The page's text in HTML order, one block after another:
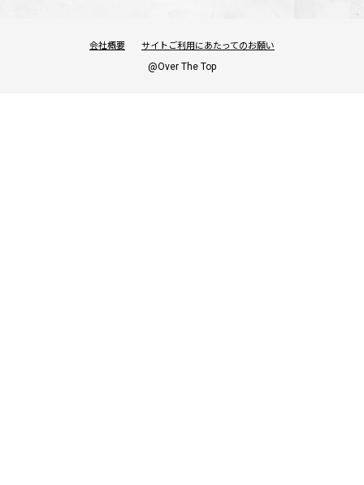
会社概要 サイトご利用にあたってのお願い
@Over The Top